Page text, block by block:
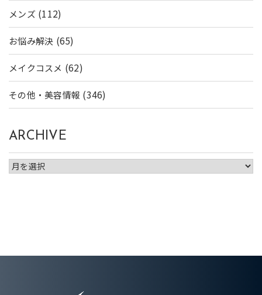
メンズ (112)
お悩み解決 (65)
メイクコスメ (62)
その他・美容情報 (346)
ARCHIVE